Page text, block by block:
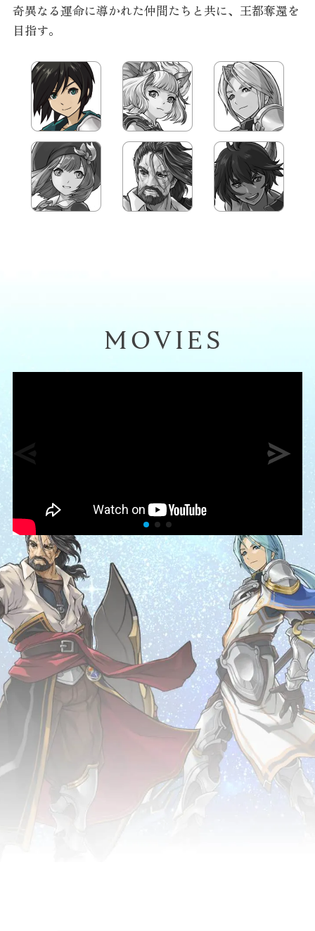
奇異なる運命に導かれた仲間たちと共に、王都奪還を
目指す。
ず、わけありのようだが……？
ち、一行の旅を支える。
る。
い。巨大な盾を武器に仲間たちを守る頼りになる存
在。
が女性を見るとすぐに口説いてしまう。
MOVIES